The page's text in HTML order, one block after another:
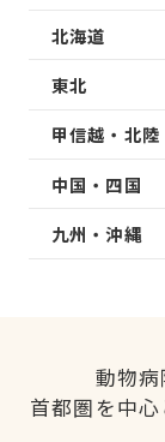
北海道
東北
甲信越・北陸
中国・四国
九州・沖縄
動物病
首都圏を中